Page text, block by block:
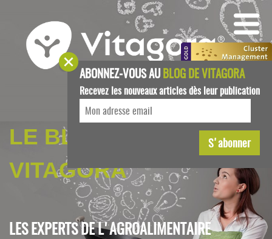
LE BLOG DE
VITAGORA
LES EXPERTS DE L'AGROALIMENTAIRE
ABONNEZ-VOUS AUBLOG DE VITAGORA
Recevez les nouveaux articles dès leur publication